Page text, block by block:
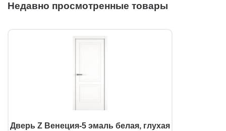
Недавно просмотренные товары
Дверь Z Венеция-5 эмаль белая, глухая